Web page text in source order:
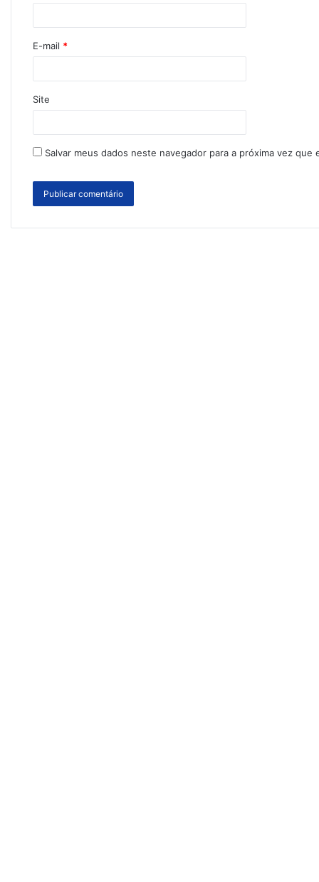
E-mail *
Site
Salvar meus dados neste navegador para a próxima vez que